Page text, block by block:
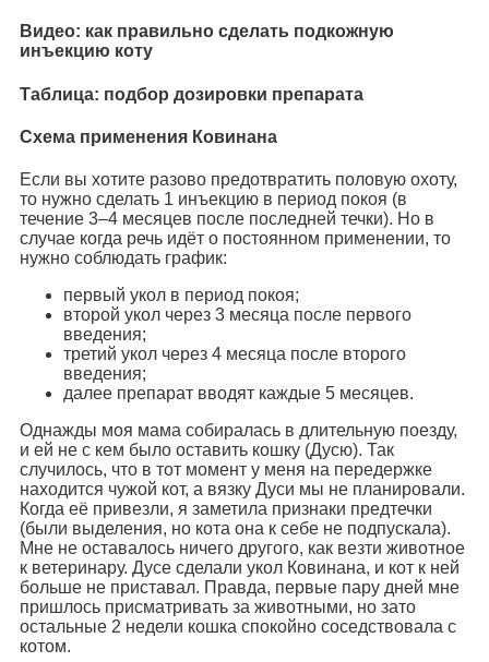
Видео: как правильно сделать подкожную
инъекцию коту
Таблица: подбор дозировки препарата
Схема применения Ковинана
Если вы хотите разово предотвратить половую охоту,
то нужно сделать 1 инъекцию в период покоя (в
течение 3–4 месяцев после последней течки). Но в
случае когда речь идёт о постоянном применении, то
нужно соблюдать график:
первый укол в период покоя;
второй укол через 3 месяца после первого
введения;
третий укол через 4 месяца после второго
введения;
далее препарат вводят каждые 5 месяцев.
Однажды моя мама собиралась в длительную поезду,
и ей не с кем было оставить кошку (Дусю). Так
случилось, что в тот момент у меня на передержке
находится чужой кот, а вязку Дуси мы не планировали.
Когда её привезли, я заметила признаки предтечки
(были выделения, но кота она к себе не подпускала).
Мне не оставалось ничего другого, как везти животное
к ветеринару. Дусе сделали укол Ковинана, и кот к ней
больше не приставал. Правда, первые пару дней мне
пришлось присматривать за животными, но зато
остальные 2 недели кошка спокойно соседствовала с
котом.